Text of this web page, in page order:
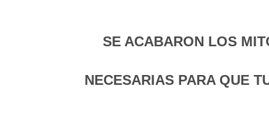
SE ACABARON LOS
NECESARIAS PARA QUE